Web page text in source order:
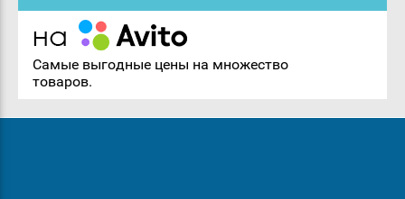
Самые выгодные цены на множество
товаров.